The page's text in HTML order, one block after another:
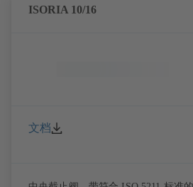
ISORIA 10/16
文档